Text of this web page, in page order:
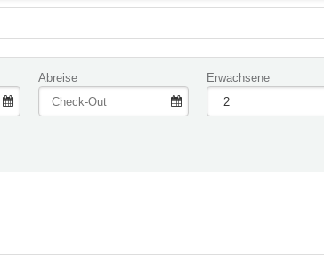
Abreise Erwachsene